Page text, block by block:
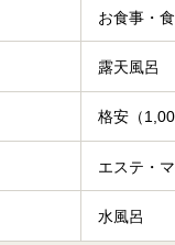
お食事・
露天風呂
格安（
エステ・
水風呂